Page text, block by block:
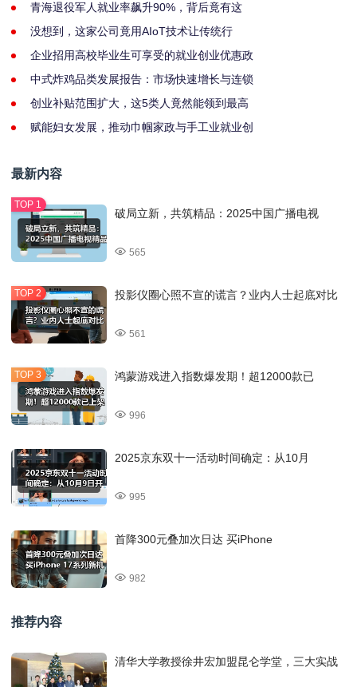
青海退役军人就业率飙升90%，背后竟有这
没想到，这家公司竟用AIoT技术让传统行
企业招用高校毕业生可享受的就业创业优惠政
中式炸鸡品类发展报告：市场快速增长与连锁
创业补贴范围扩大，这5类人竟然能领到最高
赋能妇女发展，推动巾帼家政与手工业就业创
最新内容
破局立新，共筑精品：2025中国广播电视
565
投影仪圈心照不宣的谎言？业内人士起底对比
561
鸿蒙游戏进入指数爆发期！超12000款已
996
2025京东双十一活动时间确定：从10月
995
首降300元叠加次日达 买iPhone
982
推荐内容
清华大学教授徐井宏加盟昆仑学堂，三大实战